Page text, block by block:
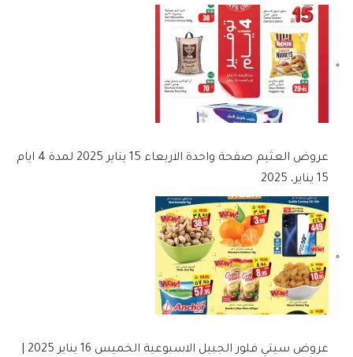
عروض العثيم صفحة واحدة الاربعاء 15 يناير 2025 لمدة 4 ايام
15 يناير، 2025